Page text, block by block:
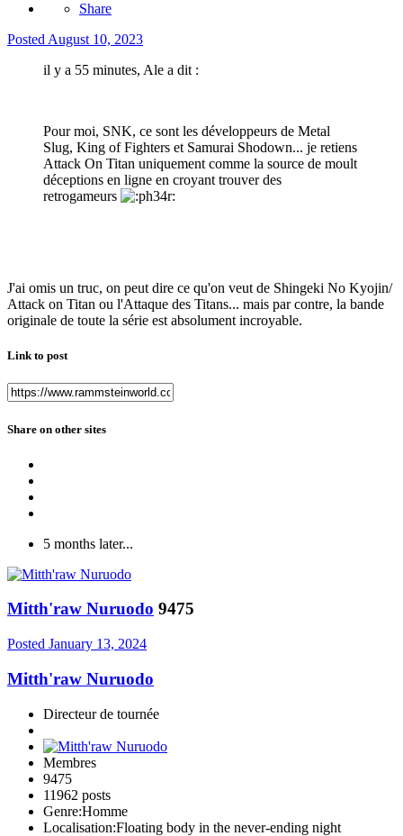
Share
Posted August 10, 2023
il y a 55 minutes, Ale a dit :
Pour moi, SNK, ce sont les développeurs de Metal
Slug, King of Fighters et Samurai Shodown... je retiens
Attack On Titan uniquement comme la source de moult
déceptions en ligne en croyant trouver des
retrogameurs
J'ai omis un truc, on peut dire ce qu'on veut de Shingeki No Kyojin/
Attack on Titan ou l'Attaque des Titans... mais par contre, la bande
originale de toute la série est absolument incroyable.
Link to post
Share on other sites
5 months later...
Mitth'raw Nuruodo 9475
Posted January 13, 2024
Mitth'raw Nuruodo
Directeur de tournée
Membres
9475
11962 posts
Genre:Homme
Localisation:Floating body in the never-ending night